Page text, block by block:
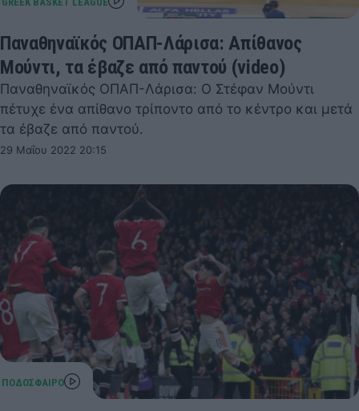
Παναθηναϊκός ΟΠΑΠ-Λάρισα: Απίθανος
Μούντι, τα έβαζε από παντού (video)
Παναθηναϊκός ΟΠΑΠ-Λάρισα: Ο Στέφαν Μούντι
πέτυχε ένα απίθανο τρίποντο από το κέντρο και μετά
τα έβαζε από παντού.
29 Μαΐου 2022 20:15